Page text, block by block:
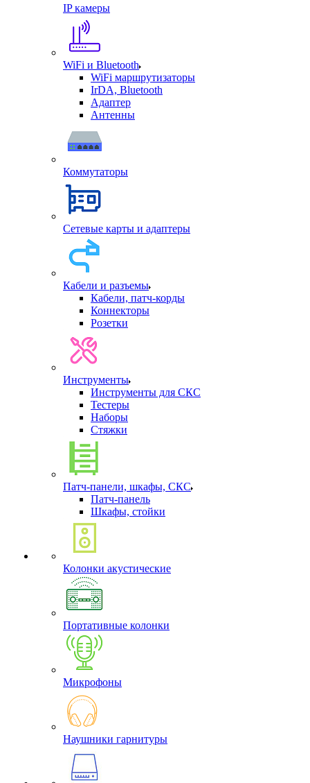
IP камеры
WiFi и Bluetooth
WiFi маршрутизаторы
IrDA, Bluetooth
Адаптер
Антенны
Коммутаторы
Сетевые карты и адаптеры
Кабели и разъемы
Кабели, патч-корды
Коннекторы
Розетки
Инструменты
Инструменты для СКС
Тестеры
Наборы
Стяжки
Патч-панели, шкафы, СКС
Патч-панель
Шкафы, стойки
Колонки акустические
Портативные колонки
Микрофоны
Наушники гарнитуры